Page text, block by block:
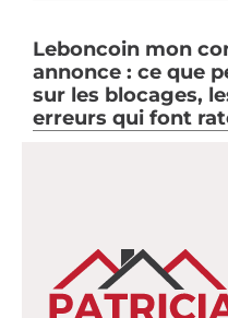
Leboncoin mon
annonce : ce que
sur les blocages,
erreurs qui font